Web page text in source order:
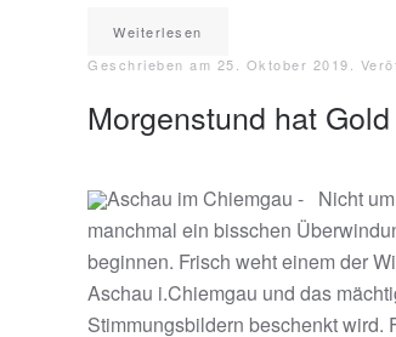
Weiterlesen
Geschrieben am 25. Oktober 2019 .
Morgenstund hat
Aschau im Chiemgau - Nicht um
manchmal ein bisschen
beginnen. Frisch weht einem der
Aschau i.Chiemgau und das
Stimmungsbildern beschenkt wird.